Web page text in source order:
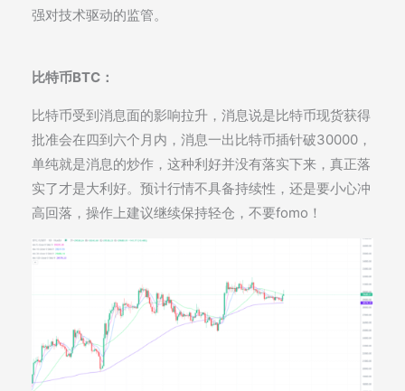
强对技术驱动的监管。
比特币BTC：
比特币受到消息面的影响拉升，消息说是比特币现货获得
批准会在四到六个月内，消息一出比特币插针破30000，
单纯就是消息的炒作，这种利好并没有落实下来，真正落
实了才是大利好。预计行情不具备持续性，还是要小心冲
高回落，操作上建议继续保持轻仓，不要fomo！